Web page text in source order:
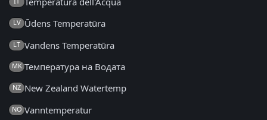
LV Ūdens Temperatūra
LT Vandens Temperatūra
MK Температура на Водата
NZ New Zealand Watertemp
NO Vanntemperatur